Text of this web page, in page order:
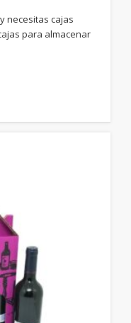
necesitas cajas
para almacenar